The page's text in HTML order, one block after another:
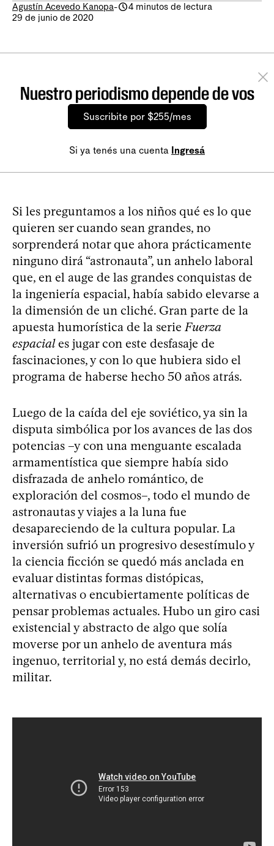
Agustín Acevedo Kanopa-
4 minutos de lectura
29 de junio de 2020
Nuestro periodismo depende de vos
Suscribite por $255/mes
Si ya tenés una cuenta Ingresá
Si les preguntamos a los niños qué es lo que
quieren ser cuando sean grandes, no
sorprenderá notar que ahora prácticamente
ninguno dirá “astronauta”, un anhelo laboral
que, en el auge de las grandes conquistas de
la ingeniería espacial, había sabido elevarse a
la dimensión de un cliché. Gran parte de la
apuesta humorística de la serieFuerza
espaciales jugar con este desfasaje de
fascinaciones, y con lo que hubiera sido el
programa de haberse hecho 50 años atrás.
Luego de la caída del eje soviético, ya sin la
disputa simbólica por los avances de las dos
potencias –y con una menguante escalada
armamentística que siempre había sido
disfrazada de anhelo romántico, de
exploración del cosmos–, todo el mundo de
astronautas y viajes a la luna fue
desapareciendo de la cultura popular. La
inversión sufrió un progresivo desestímulo y
la ciencia ficción se quedó más anclada en
evaluar distintas formas distópicas,
alternativas o encubiertamente políticas de
pensar problemas actuales. Hubo un giro casi
existencial y abstracto de algo que solía
moverse por un anhelo de aventura más
ingenuo, territorial y, no está demás decirlo,
militar.